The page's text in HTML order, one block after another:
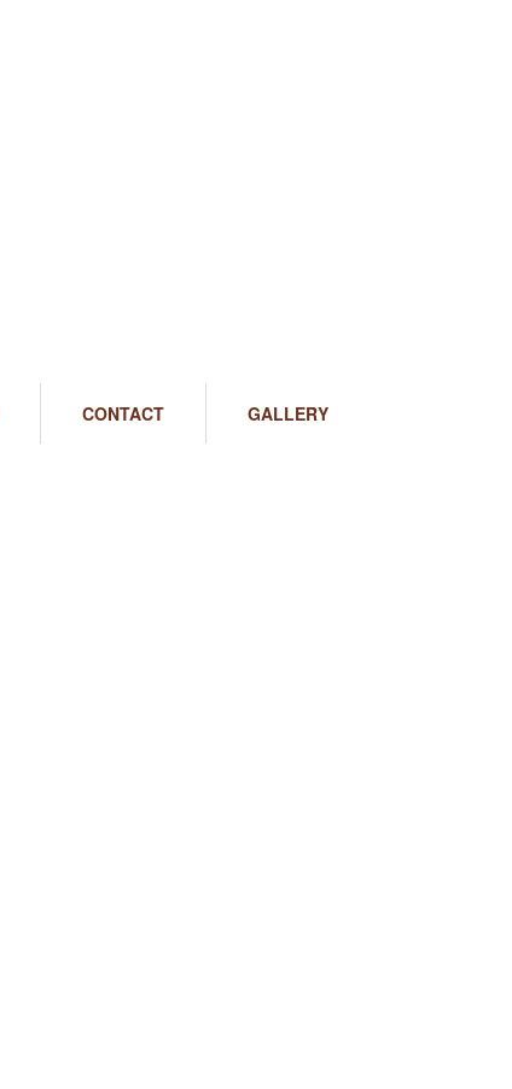
CONTACT GALLERY